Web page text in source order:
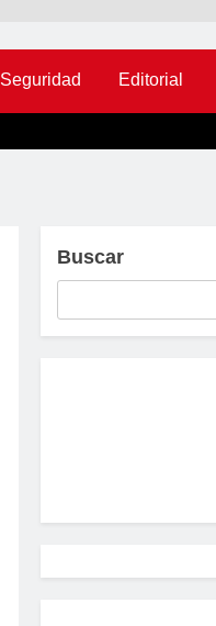
Seguridad Editorial
Buscar